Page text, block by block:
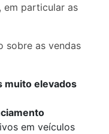
em particular as
sobre as vendas
muito elevados
em veículos